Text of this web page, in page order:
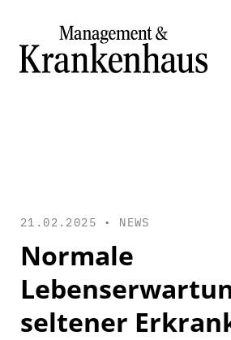
21.02.2025 • NEWS
Normale
seltener